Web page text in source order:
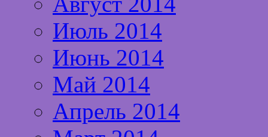
Июль 2014
Июнь 2014
Май 2014
Апрель 2014